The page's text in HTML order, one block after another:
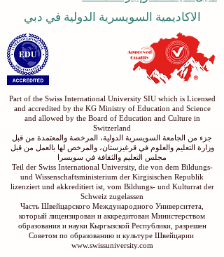
الاكاديمية السويسرية الدولية في دبي
Part of the Swiss International University SIU which is Licensed
and accredited by the KG Ministry of Education and Science
and allowed by the Board of Education and Culture in
Switzerland
جزء من الجامعة السويسرية الدولية، المرخصة والمعتمدة من قبل
وزارة التعليم والعلوم في قرغيزستان، والمرخص لها بالعمل من قبل
مجلس التعليم والثقافة في سويسرا
Teil der Swiss International University, die von dem Bildungs-
und Wissenschaftsministerium der Kirgisischen Republik
lizenziert und akkreditiert ist, vom Bildungs- und Kulturrat der
Schweiz zugelassen
Часть Швейцарского Международного Университета,
который лицензирован и аккредитован Министерством
образования и науки Кыргызской Республики, разрешен
Советом по образованию и культуре Швейцарии
www.swissuniversity.com